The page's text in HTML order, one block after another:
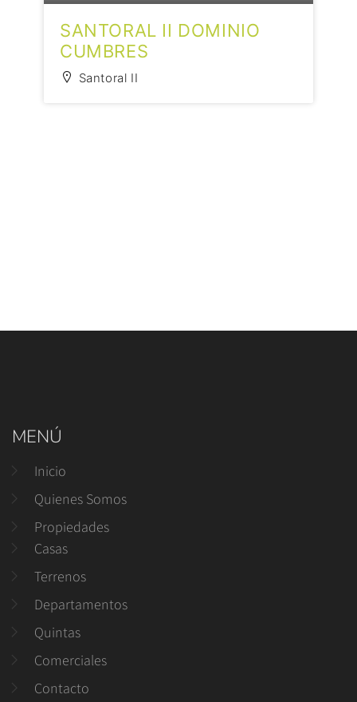
SANTORAL II DOMINIO
CUMBRES
Santoral II
MENÚ
Inicio
Quienes Somos
Propiedades
Casas
Terrenos
Departamentos
Quintas
Comerciales
Contacto